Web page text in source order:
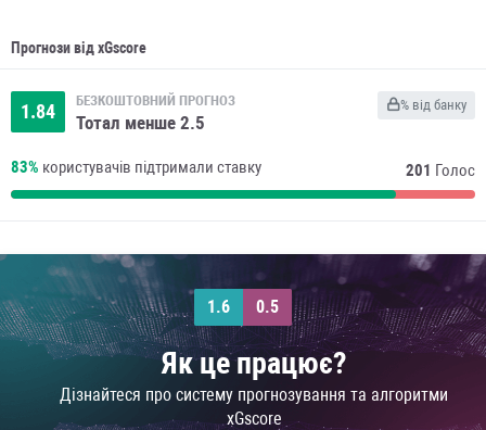
Прогнози від xGscore
1.84 БЕЗКОШТОВНИЙ ПРОГНОЗ
Тотал менше 2.5
% від банку
83% користувачів підтримали ставку 201 Голос
1.6 0.5
Як це працює?
Дізнайтеся про систему прогнозування та алгоритми
xGscore